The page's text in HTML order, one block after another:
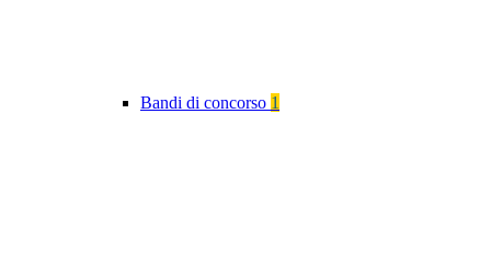
Bandi di concorso 1